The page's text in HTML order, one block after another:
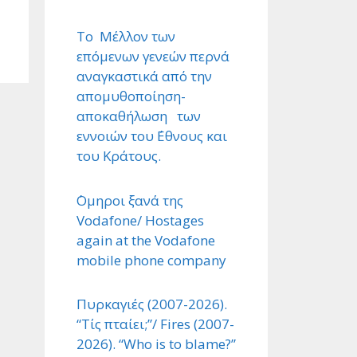
Το Μέλλον των
επόμενων γενεών περνά
αναγκαστικά από την
απομυθοποίηση-
αποκαθήλωση των
εννοιών του ΄Εθνους και
του Κράτους.
΄Ομηροι ξανά της
Vodafone/ Hostages
again at the Vodafone
mobile phone company
Πυρκαγιές (2007-2026).
“Τίς πταίει;”/ Fires (2007-
2026). “Who is to blame?”